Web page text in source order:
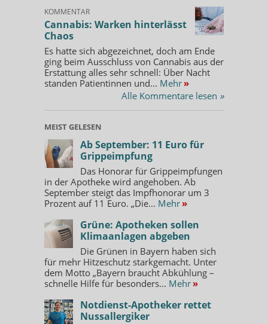
KOMMENTAR
Cannabis: Warken hinterlässt
Chaos
Es hatte sich abgezeichnet, doch am Ende
ging beim Ausschluss von Cannabis aus der
Erstattung alles sehr schnell: Über Nacht
standen Patientinnen und... Mehr »
Alle Kommentare lesen »
MEIST GELESEN
Ab September: 11 Euro für
Grippeimpfung
Das Honorar für Grippeimpfungen
in der Apotheke wird angehoben. Ab
September steigt das Impfhonorar um 3
Prozent auf 11 Euro. „Die... Mehr »
Grüne: Apotheken sollen
Klimaanlagen abgeben
Die Grünen in Bayern haben sich
für mehr Hitzeschutz starkgemacht. Unter
dem Motto „Bayern braucht Abkühlung –
schnelle Hilfe für besonders... Mehr »
Notdienst-Apotheker rettet
Nussallergiker